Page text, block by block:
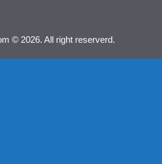
© 2026. All right reserverd.